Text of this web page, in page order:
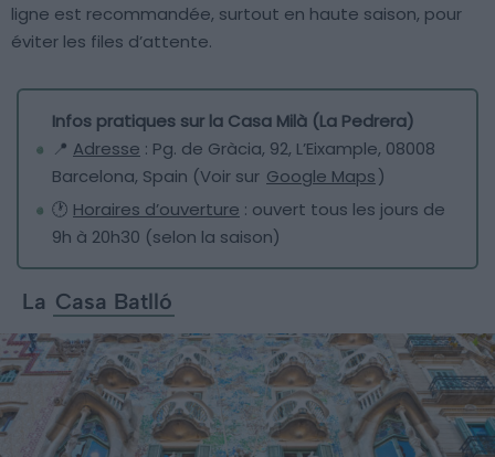
ligne est recommandée, surtout en haute saison, pour
éviter les files d’attente.
Infos pratiques sur la Casa Milà (La Pedrera)
📍 Adresse : Pg. de Gràcia, 92, L’Eixample, 08008
Barcelona, Spain (Voir sur Google Maps)
🕐 Horaires d’ouverture : ouvert tous les jours de
9h à 20h30 (selon la saison)
La Casa Batlló